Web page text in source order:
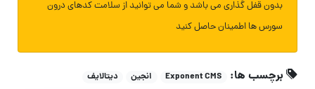
بدون قفل گذاری می باشد و شما می توانید از سلامت کدهای درون
سورس ها اطمینان حاصل کنید
برچسب ها: Exponent CMS انجین
دیتالایف